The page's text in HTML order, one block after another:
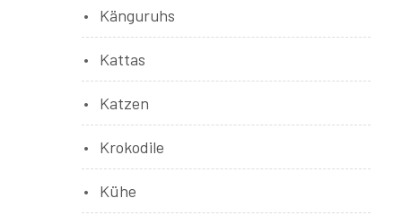
Känguruhs
Kattas
Katzen
Krokodile
Kühe